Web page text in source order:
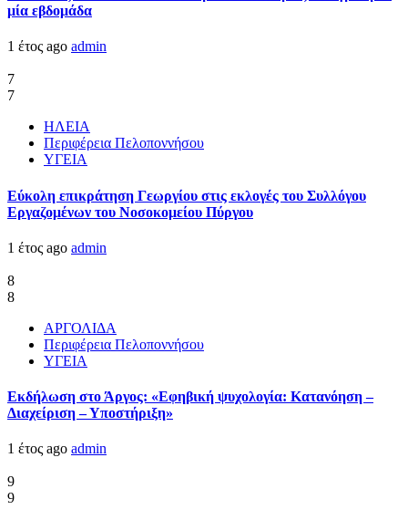
μία εβδομάδα
1 έτος ago admin
7
7
ΗΛΕΙΑ
Περιφέρεια Πελοποννήσου
ΥΓΕΙΑ
Εύκολη επικράτηση Γεωργίου στις εκλογές του Συλλόγου
Εργαζομένων του Νοσοκομείου Πύργου
1 έτος ago admin
8
8
ΑΡΓΟΛΙΔΑ
Περιφέρεια Πελοποννήσου
ΥΓΕΙΑ
Εκδήλωση στο Άργος: «Εφηβική ψυχολογία: Κατανόηση –
Διαχείριση – Υποστήριξη»
1 έτος ago admin
9
9